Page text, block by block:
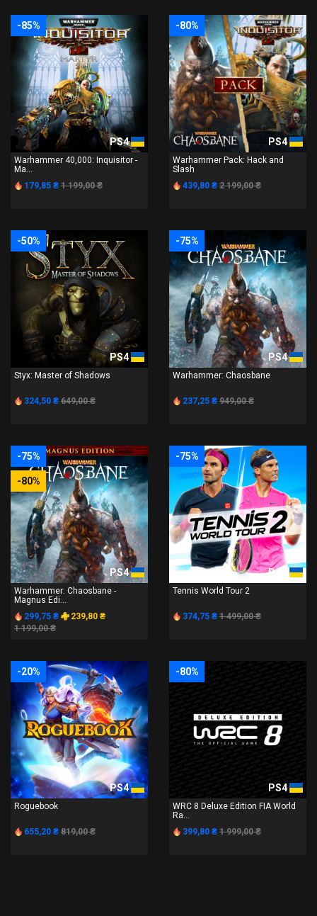
-85%
PS4
Warhammer 40,000: Inquisitor -
Ma...
179,85 ₴ 1 199,00 ₴
-80%
PS4
Warhammer Pack: Hack and
Slash
439,80 ₴ 2 199,00 ₴
-50%
PS4
Styx: Master of Shadows
324,50 ₴ 649,00 ₴
-75%
PS4
Warhammer: Chaosbane
237,25 ₴ 949,00 ₴
-75%
-80%
PS4
Warhammer: Chaosbane -
Magnus Edi...
299,75 ₴
239,80 ₴
1 199,00 ₴
-75%
PS4
Tennis World Tour 2
374,75 ₴ 1 499,00 ₴
-20%
PS4
Roguebook
655,20 ₴ 819,00 ₴
-80%
PS4
WRC 8 Deluxe Edition FIA World
Ra...
399,80 ₴ 1 999,00 ₴